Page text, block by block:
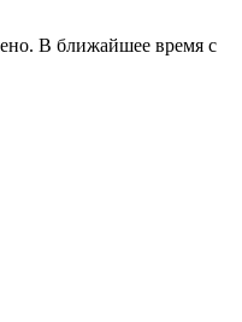
В ближайшее время с